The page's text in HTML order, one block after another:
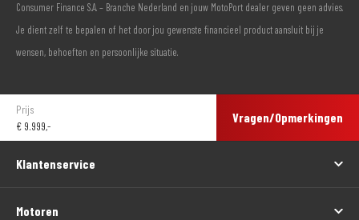
Consumer Finance S.A. – Branche Nederland en jouw MotoPort dealer geven geen advies.
Je dient zelf te bepalen of het door jou gewenste financieel product aansluit bij je
wensen, behoeften en persoonlijke situatie.
Prijs
€ 9.999,-
Vragen/Opmerkingen
Klantenservice
Motoren